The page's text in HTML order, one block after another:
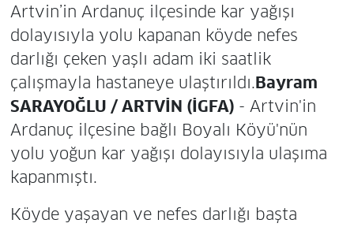
Artvin’in Ardanuç ilçesinde kar yağışı
dolayısıyla yolu kapanan köyde nefes
darlığı çeken yaşlı adam iki saatlik
çalışmayla hastaneye ulaştırıldı.Bayram
SARAYOĞLU / ARTVİN (İGFA) - Artvin'in
Ardanuç ilçesine bağlı Boyalı Köyü'nün
yolu yoğun kar yağışı dolayısıyla ulaşıma
kapanmıştı.
Köyde yaşayan ve nefes darlığı başta